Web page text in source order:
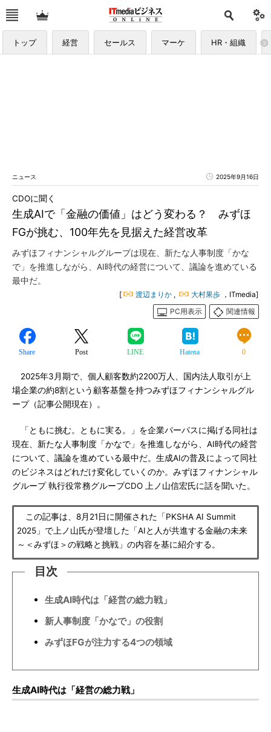
トップ 経営 セールス マーケ HR・組織
ニュース 2025年9月16日
生成AIで「金融の価値」はどう変わる？ みずほ
FGが挑む、100年先を見据えた経営改革
CDOに聞く
みずほフィナンシャルグループは現在、新たな人事制度「かな
で」を推進しながら、AI時代の経営について、議論を進めている
最中だ。
[ 渡辺まりか , 大村果歩 ，ITmedia]
PC用表示
関連情報
Share Post LINE Hatena 0
2025年3月期で、個人顧客数約2200万人、国内法人取引が上
場企業の約8割という顧客基盤を持つみずほフィナンシャルグル
ープ（記事公開現在）。
「ともに挑む。ともに実る。」を企業パーパスに掲げる同社は
現在、新たな人事制度「かなで」を推進しながら、AI時代の経営
について、議論を進めている最中だ。生成AIの普及によって同社
のビジネスはどれだけ変化していくのか。みずほフィナンシャル
グループ 執行役常務グループCDO 上ノ山信宏氏に話を聞いた。
この記事は、8月21日に開催された「PKSHA AI Summit
2025」で上ノ山氏が登壇した「AIと人が共進する金融の未来
～＜みずほ＞の戦略と挑戦」の内容を基に紹介する。
目次
生成AI時代は「経営の総力戦」
新人事制度「かなで」の役割
みずほFGが注力する4つの領域
生成AI時代は「経営の総力戦」